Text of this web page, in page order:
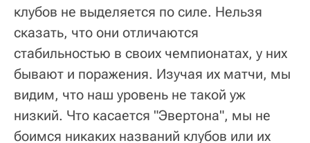
клубов не выделяется по силе. Нельзя
сказать, что они отличаются
стабильностью в своих чемпионатах, у них
бывают и поражения. Изучая их матчи, мы
видим, что наш уровень не такой уж
низкий. Что касается "Эвертона", мы не
боимся никаких названий клубов или их